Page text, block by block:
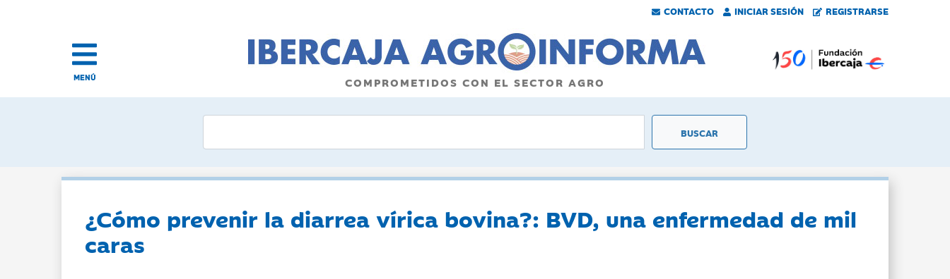
CONTACTO INICIAR SESIÓN REGISTRARSE
MENÚ COMPROMETIDOS CON EL SECTOR AGRO
¿Cómo prevenir la diarrea vírica bovina?: BVD, una enfermedad de mil
caras